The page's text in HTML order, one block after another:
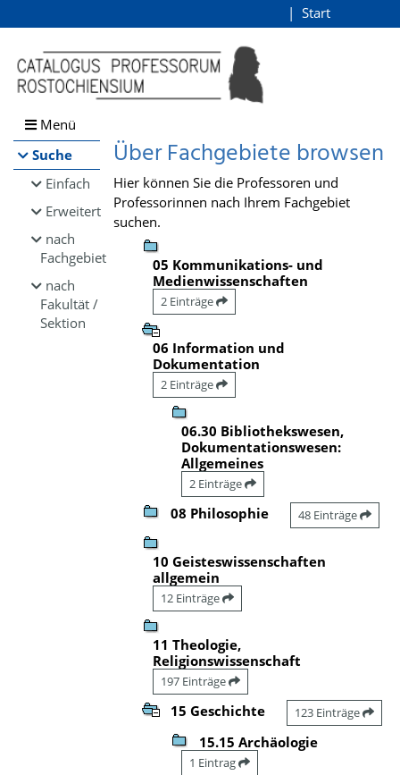
Browsen
direkt zum Inhalt
Start
Menü
Suche
Einfach
Erweitert
nach
Fachgebiet
nach
Fakultät /
Sektion
Über Fachgebiete browsen
Hier können Sie die Professoren und
Professorinnen nach Ihrem Fachgebiet
suchen.
05 Kommunikations- und
Medienwissenschaften
2 Einträge
06 Information und
Dokumentation
2 Einträge
06.30 Bibliothekswesen,
Dokumentationswesen:
Allgemeines
2 Einträge
08 Philosophie 48 Einträge
10 Geisteswissenschaften
allgemein
12 Einträge
11 Theologie,
Religionswissenschaft
197 Einträge
15 Geschichte 123 Einträge
15.15 Archäologie
1 Eintrag